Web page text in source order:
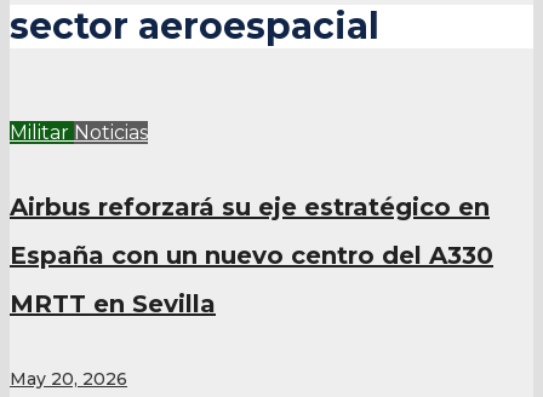
sector aeroespacial
Militar Noticias
Airbus reforzará su eje estratégico en
España con un nuevo centro del A330
MRTT en Sevilla
May 20, 2026